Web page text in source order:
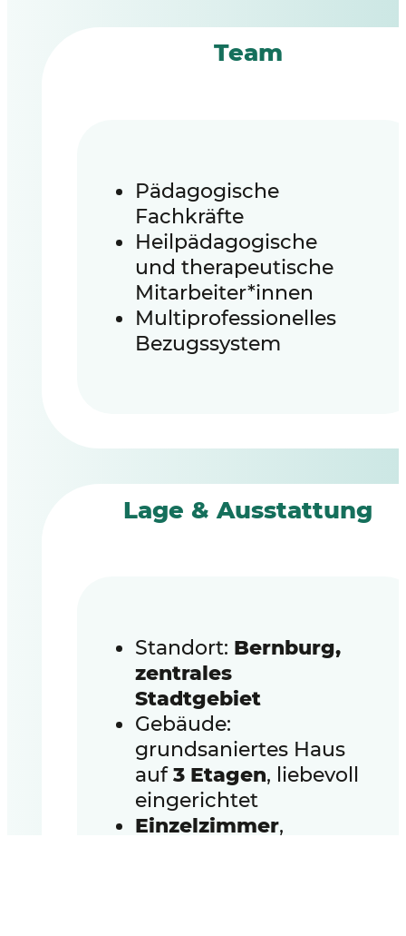
Lage & Ausstattung
Standort: Bernburg,
zentrales
Stadtgebiet
Gebäude:
grundsaniertes Haus
auf3 Etagen, liebevoll
eingerichtet
Einzelzimmer,
Team
Pädagogische
Fachkräfte
Heilpädagogische
und therapeutische
Mitarbeiter*innen
Multiprofessionelles
Bezugssystem